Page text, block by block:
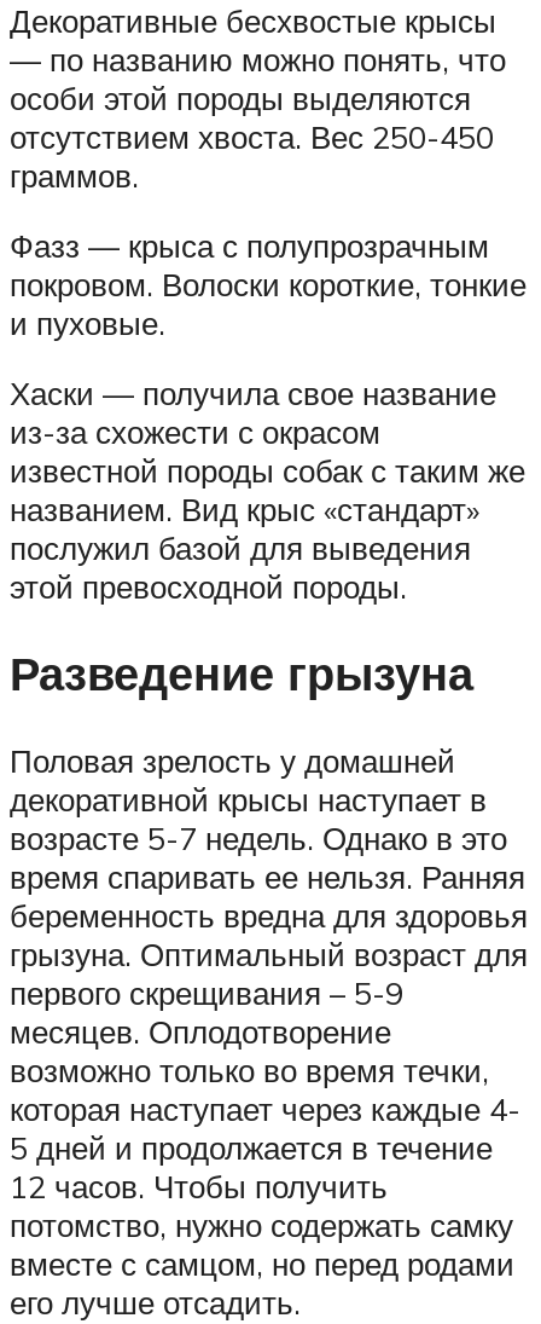
Декоративные бесхвостые крысы
— по названию можно понять, что
особи этой породы выделяются
отсутствием хвоста. Вес 250-450
граммов.
Фазз — крыса с полупрозрачным
покровом. Волоски короткие, тонкие
и пуховые.
Хаски — получила свое название
из-за схожести с окрасом
известной породы собак с таким же
названием. Вид крыс «стандарт»
послужил базой для выведения
этой превосходной породы.
Разведение грызуна
Половая зрелость у домашней
декоративной крысы наступает в
возрасте 5-7 недель. Однако в это
время спаривать ее нельзя. Ранняя
беременность вредна для здоровья
грызуна. Оптимальный возраст для
первого скрещивания – 5-9
месяцев. Оплодотворение
возможно только во время течки,
которая наступает через каждые 4-
5 дней и продолжается в течение
12 часов. Чтобы получить
потомство, нужно содержать самку
вместе с самцом, но перед родами
его лучше отсадить.